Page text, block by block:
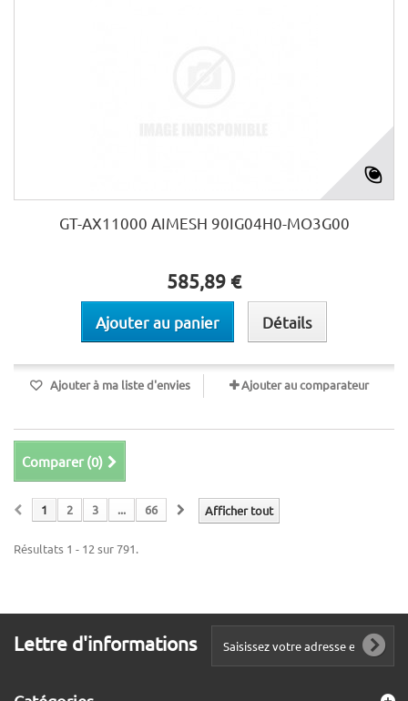
GT-AX11000 AIMESH 90IG04H0-MO3G00
585,89 €
Ajouter au panier Détails
Ajouter à ma liste d'envies Ajouter au comparateur
Comparer (0)
Afficher tout
1 2 3 ... 66
Résultats 1 - 12 sur 791.
Lettre d'informations